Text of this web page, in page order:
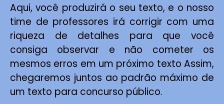
Aqui, você produzirá o seu texto, e o nosso
time de professores irá corrigir com uma
riqueza de detalhes para que você
consiga observar e não cometer os
mesmos erros em um próximo texto Assim,
chegaremos juntos ao padrão máximo de
um texto para concurso público.